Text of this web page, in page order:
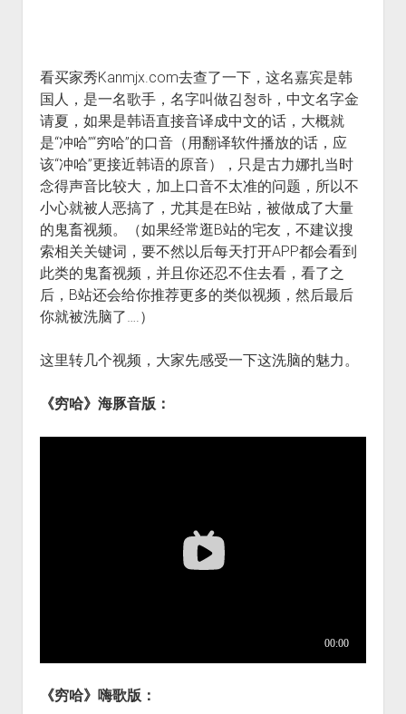
看买家秀Kanmjx.com去查了一下，这名嘉宾是韩
国人，是一名歌手，名字叫做김청하，中文名字金
请夏，如果是韩语直接音译成中文的话，大概就
是“冲哈”“穷哈”的口音（用翻译软件播放的话，应
该“冲哈”更接近韩语的原音），只是古力娜扎当时
念得声音比较大，加上口音不太准的问题，所以不
小心就被人恶搞了，尤其是在B站，被做成了大量
的鬼畜视频。（如果经常逛B站的宅友，不建议搜
索相关关键词，要不然以后每天打开APP都会看到
此类的鬼畜视频，并且你还忍不住去看，看了之
后，B站还会给你推荐更多的类似视频，然后最后
你就被洗脑了….）
这里转几个视频，大家先感受一下这洗脑的魅力。
《穷哈》海豚音版：
《穷哈》嗨歌版：